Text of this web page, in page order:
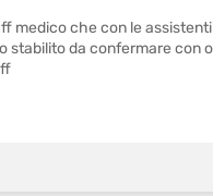
medico che con le
da confermare con